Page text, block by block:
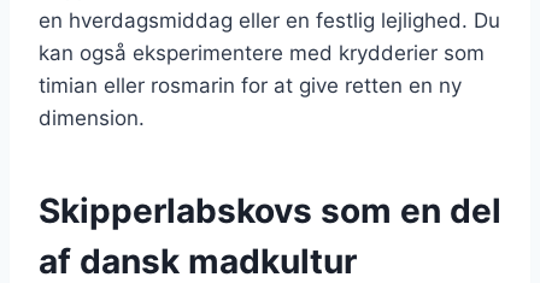
en hverdagsmiddag eller en festlig lejlighed. Du
kan også eksperimentere med krydderier som
timian eller rosmarin for at give retten en ny
dimension.
Skipperlabskovs som en del
af dansk madkultur